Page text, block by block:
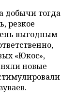
добычи тогда
резкое
выгодным
«Юкос»,
новые